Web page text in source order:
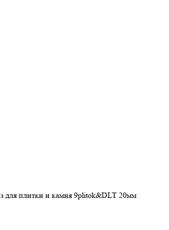
для плитки и камня 9plitok&DLT 20мм